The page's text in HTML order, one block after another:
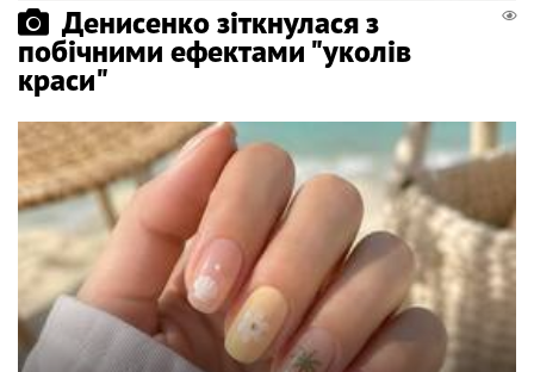
Денисенко зіткнулася з
побічними ефектами "уколів
краси"